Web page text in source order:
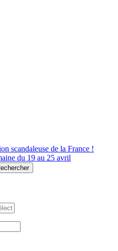
scandaleuse de la France !
du 19 au 25 avril